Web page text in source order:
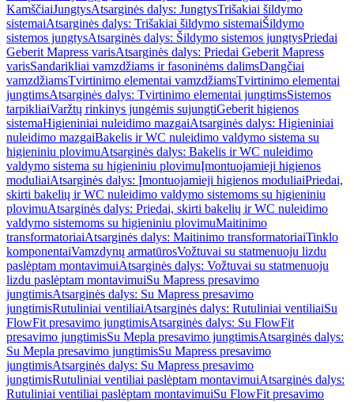
KamščiaiJungtysAtsarginės dalys: JungtysTrišakiai šildymo
sistemaiAtsarginės dalys: Trišakiai šildymo sistemaiŠildymo
sistemos jungtysAtsarginės dalys: Šildymo sistemos jungtysPriedai
Geberit Mapress varisAtsarginės dalys: Priedai Geberit Mapress
varisSandarikliai vamzdžiams ir fasoninėms dalimsDangčiai
vamzdžiamsTvirtinimo elementai vamzdžiamsTvirtinimo elementai
jungtimsAtsarginės dalys: Tvirtinimo elementai jungtimsSistemos
tarpikliaiVaržtų rinkinys jungėmis sujungtiGeberit higienos
sistemaHigieniniai nuleidimo mazgaiAtsarginės dalys: Higieniniai
nuleidimo mazgaiBakelis ir WC nuleidimo valdymo sistema su
higieniniu plovimuAtsarginės dalys: Bakelis ir WC nuleidimo
valdymo sistema su higieniniu plovimuĮmontuojamieji higienos
moduliaiAtsarginės dalys: Įmontuojamieji higienos moduliaiPriedai,
skirti bakelių ir WC nuleidimo valdymo sistemoms su higieniniu
plovimuAtsarginės dalys: Priedai, skirti bakelių ir WC nuleidimo
valdymo sistemoms su higieniniu plovimuMaitinimo
transformatoriaiAtsarginės dalys: Maitinimo transformatoriaiTinklo
komponentaiVamzdynų armatūrosVožtuvai su statmenuoju lizdu
paslėptam montavimuiAtsarginės dalys: Vožtuvai su statmenuoju
lizdu paslėptam montavimuiSu Mapress presavimo
jungtimisAtsarginės dalys: Su Mapress presavimo
jungtimisRutuliniai ventiliaiAtsarginės dalys: Rutuliniai ventiliaiSu
FlowFit presavimo jungtimisAtsarginės dalys: Su FlowFit
presavimo jungtimisSu Mepla presavimo jungtimisAtsarginės dalys:
Su Mepla presavimo jungtimisSu Mapress presavimo
jungtimisAtsarginės dalys: Su Mapress presavimo
jungtimisRutuliniai ventiliai paslėptam montavimuiAtsarginės dalys:
Rutuliniai ventiliai paslėptam montavimuiSu FlowFit presavimo